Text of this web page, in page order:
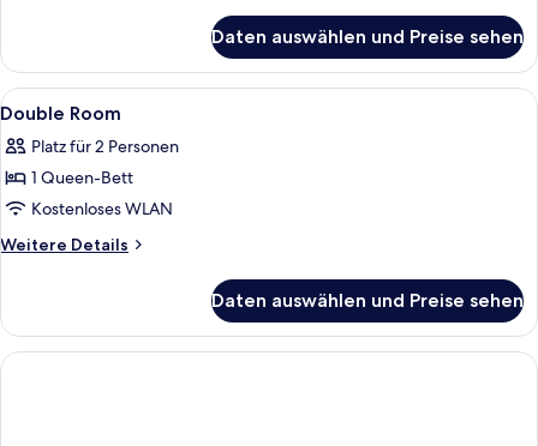
Doppelzimmer
Daten auswählen und Preise sehen
Alle
Fotos
für
Double
Room
anzeigen
Ein Hotelzimmer mit Bett, einem
2
Double Room
Platz für 2 Personen
1 Queen-Bett
Kostenloses WLAN
Weitere Details
Weitere
Room
Daten auswählen und Preise sehen